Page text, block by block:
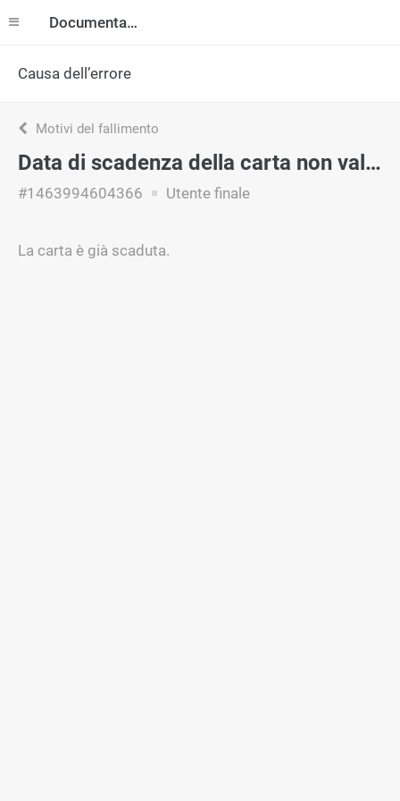
Documentazione
Causa dell’errore
Motivi del fallimento
Data di scadenza della carta non valida
#1463994604366 Utente finale
La carta è già scaduta.